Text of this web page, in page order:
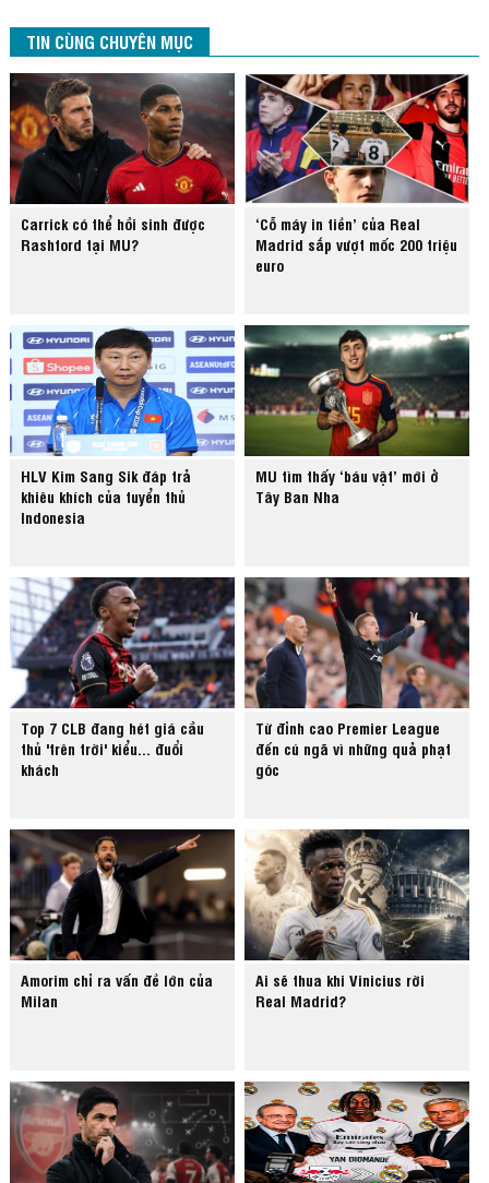
TIN CÙNG CHUYÊN MỤC
Carrick có thể hồi sinh được
Rashford tại MU?
‘Cỗ máy in tiền’ của Real
Madrid sắp vượt mốc 200 triệu
euro
HLV Kim Sang Sik đáp trả
khiêu khích của tuyển thủ
Indonesia
MU tìm thấy ‘báu vật’ mới ở
Tây Ban Nha
Top 7 CLB đang hét giá cầu
thủ 'trên trời' kiểu... đuổi
khách
Từ đỉnh cao Premier League
đến cú ngã vì những quả phạt
góc
Amorim chỉ ra vấn đề lớn của
Milan
Ai sẽ thua khi Vinicius rời
Real Madrid?